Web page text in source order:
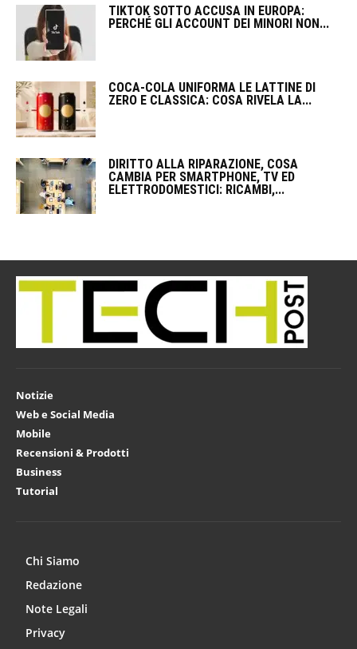
TIKTOK SOTTO ACCUSA IN EUROPA:
PERCHÉ GLI ACCOUNT DEI MINORI NON...
COCA-COLA UNIFORMA LE LATTINE DI
ZERO E CLASSICA: COSA RIVELA LA...
DIRITTO ALLA RIPARAZIONE, COSA
CAMBIA PER SMARTPHONE, TV ED
ELETTRODOMESTICI: RICAMBI,...
Notizie
Web e Social Media
Mobile
Recensioni & Prodotti
Business
Tutorial
Chi Siamo
Redazione
Note Legali
Privacy